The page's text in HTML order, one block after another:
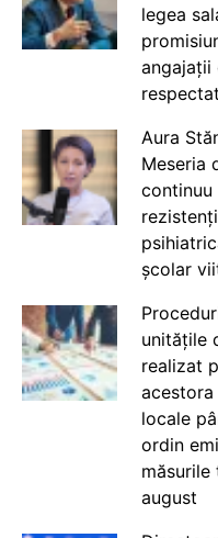
legea
angajații
Aura
Meseria
continuu
școlar
unitățile
realizat
locale
ordin
măsurile
august